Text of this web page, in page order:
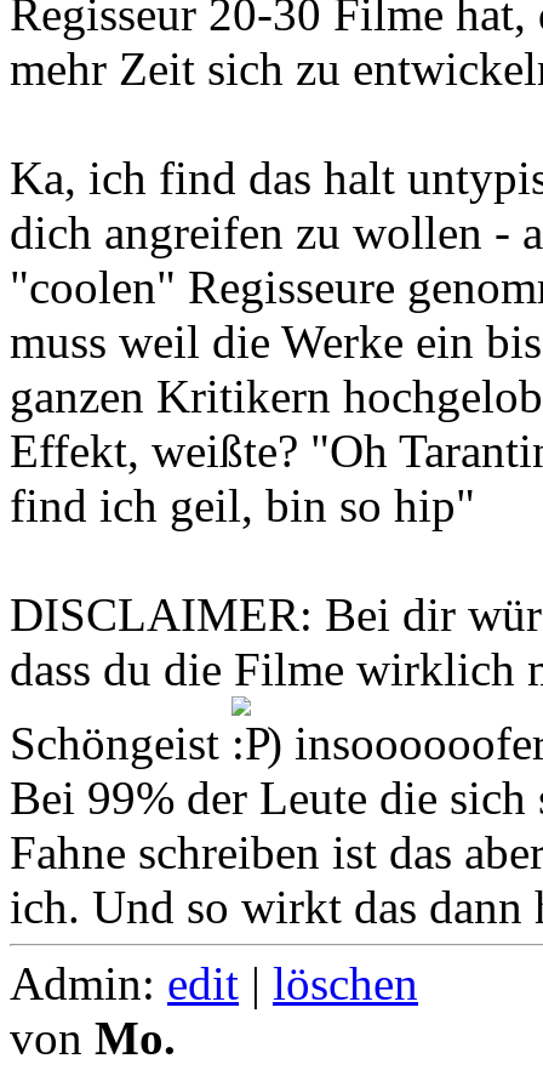
Regisseur 20-30 Filme
mehr Zeit sich zu
Ka, ich find das halt
dich angreifen zu wollen -
"coolen" Regisseure
muss weil die Werke ein
ganzen Kritikern
Effekt, weißte? "Oh
find ich geil, bin so hip"
DISCLAIMER: Bei dir
dass du die Filme wirklich
Schöngeist
)
Bei 99% der Leute die
Fahne schreiben ist das
ich. Und so wirkt das dann
Admin: edit | löschen
von Mo.